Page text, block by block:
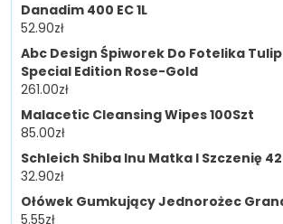
Danadim 400 EC 1L
52.90zł
Abc Design Śpiworek Do Fotelika
Special Edition Rose-Gold
261.00zł
Malacetic Cleansing Wipes 100Szt
85.00zł
Schleich Shiba Inu Matka I Szczenię
32.90zł
Ołówek Gumkujący Jednorożec
5.55zł